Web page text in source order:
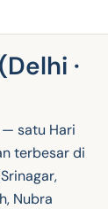
·
satu Hari
terbesar di
Nubra